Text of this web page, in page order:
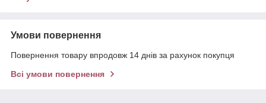
Умови повернення
Повернення товару впродовж 14 днів за рахунок покупця
Всі умови повернення